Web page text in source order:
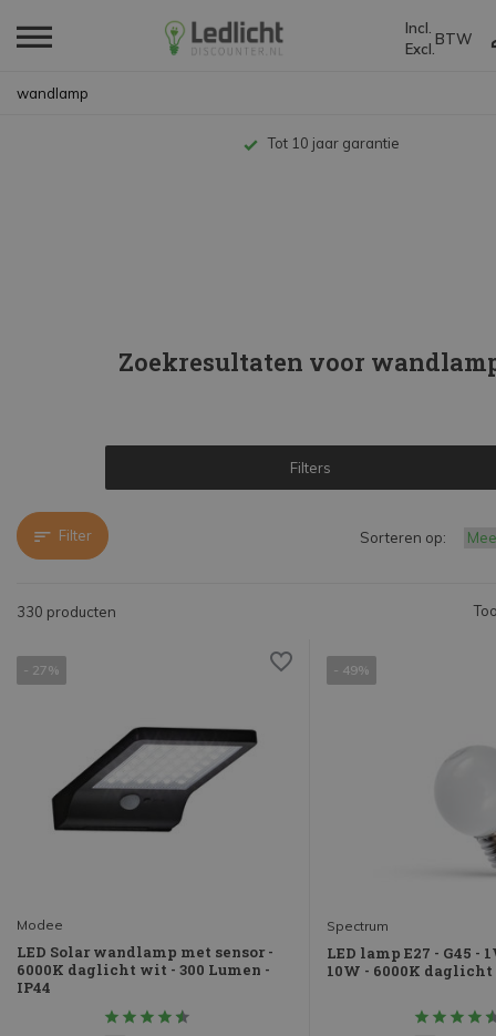
Incl.
Excl.
BTW
Tot 10 jaar garantie
Zoekresultaten voor
Filters
Filter
330 producten
Sorteren op:
- 27%
Modee
LED Solar wandlamp met sensor -
6000K daglicht wit - 300 Lumen -
IP44
- 49%
Spectrum
LED lamp E27 - G45 -
10W - 6000K